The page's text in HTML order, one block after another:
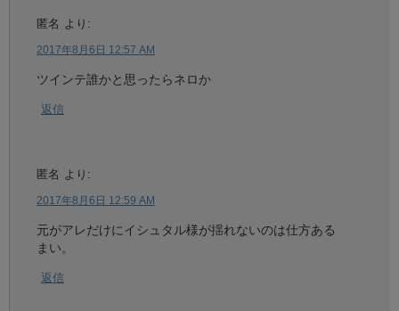
匿名 より:
2017年8月6日 12:57 AM
ツインテ誰かと思ったらネロか
返信
匿名 より:
2017年8月6日 12:59 AM
元がアレだけにイシュタル様が揺れないのは仕方ある
まい。
返信